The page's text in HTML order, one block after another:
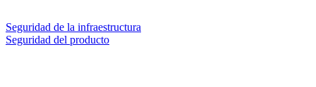
Seguridad de la infraestructura
Seguridad del producto